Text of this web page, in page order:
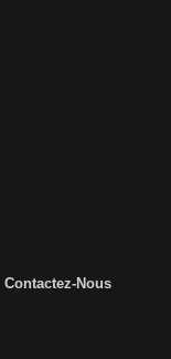
Contactez-Nous